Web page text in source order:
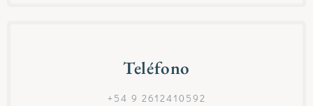
Teléfono
+54 9 2612410592